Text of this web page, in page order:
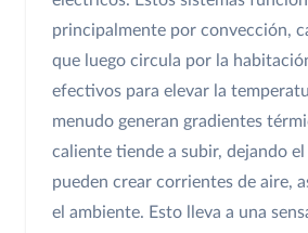
principalmente por convección,
que luego circula por la
efectivos para elevar la
menudo generan gradientes
caliente tiende a subir, dejando
pueden crear corrientes de aire,
el ambiente. Esto lleva a una